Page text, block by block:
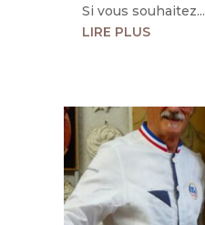
Si vous souhaitez...
LIRE PLUS